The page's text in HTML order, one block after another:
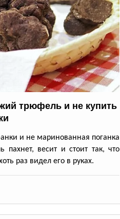
трюфель и не купить
и не маринованная поганка
пахнет, весит и стоит так, что
раз видел его в руках.